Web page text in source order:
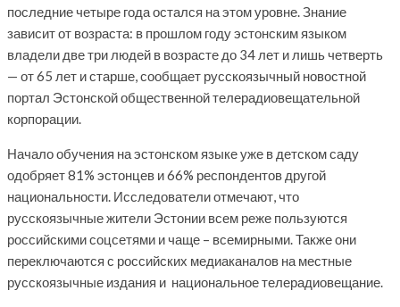
последние четыре года остался на этом уровне. Знание
зависит от возраста: в прошлом году эстонским языком
владели две три людей в возрасте до 34 лет и лишь четверть
— от 65 лет и старше, сообщает русскоязычный новостной
портал Эстонской общественной телерадиовещательной
корпорации.
Начало обучения на эстонском языке уже в детском саду
одобряет 81% эстонцев и 66% респондентов другой
национальности. Исследователи отмечают, что
русскоязычные жители Эстонии всем реже пользуются
российскими соцсетями и чаще – всемирными. Также они
переключаются с российских медиаканалов на местные
русскоязычные издания и национальное телерадиовещание.